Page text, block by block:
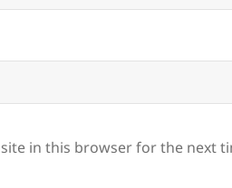
in this browser for the next